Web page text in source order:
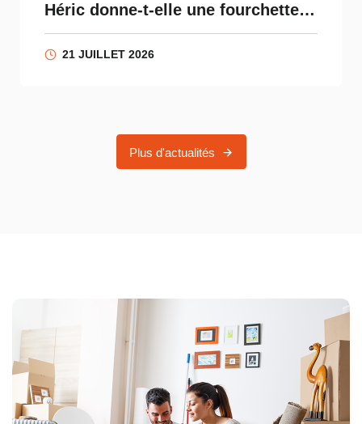
Héric donne-t-elle une fourchette
de prix ?
21 JUILLET 2026
Plus d'actualités